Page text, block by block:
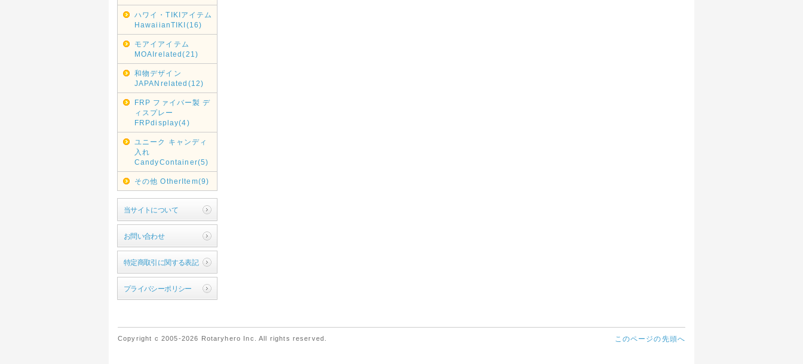
ハワイ・TIKIアイテム
HawaiianTIKI(16)
モアイアイテム
MOAIrelated(21)
和物デザイン
JAPANrelated(12)
FRP ファイバー製 デ
ィスプレー
FRPdisplay(4)
ユニーク キャンディ
入れ
CandyContainer(5)
その他 OtherItem(9)
当サイトについて
お問い合わせ
特定商取引に関する表記
プライバシーポリシー
このページの先頭へ
Copyright c 2005-2026 Rotaryhero Inc. All rights reserved.